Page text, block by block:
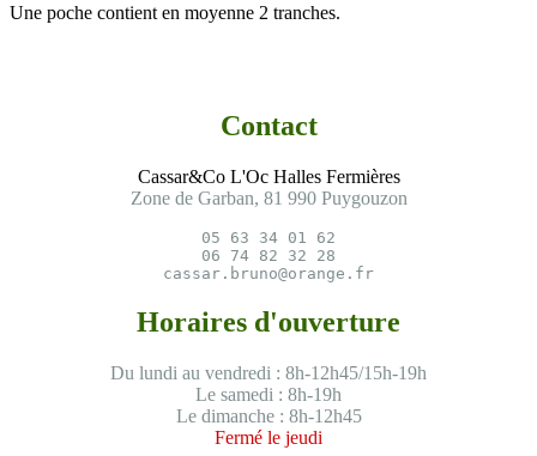
Une poche contient en moyenne 2 tranches.
Contact
Cassar&Co L'Oc Halles Fermières
Zone de Garban, 81 990 Puygouzon
05 63 34 01 62
06 74 82 32 28
cassar.bruno@orange.fr
Horaires d'ouverture
Du lundi au vendredi : 8h-12h45/15h-19h
Le samedi : 8h-19h
Le dimanche : 8h-12h45
Fermé le jeudi